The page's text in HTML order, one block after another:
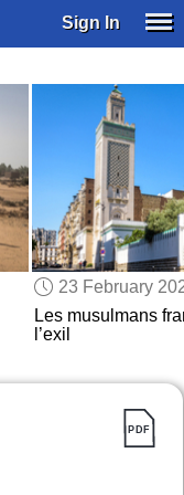
Sign In
23 February
Les musulmans
l’exil